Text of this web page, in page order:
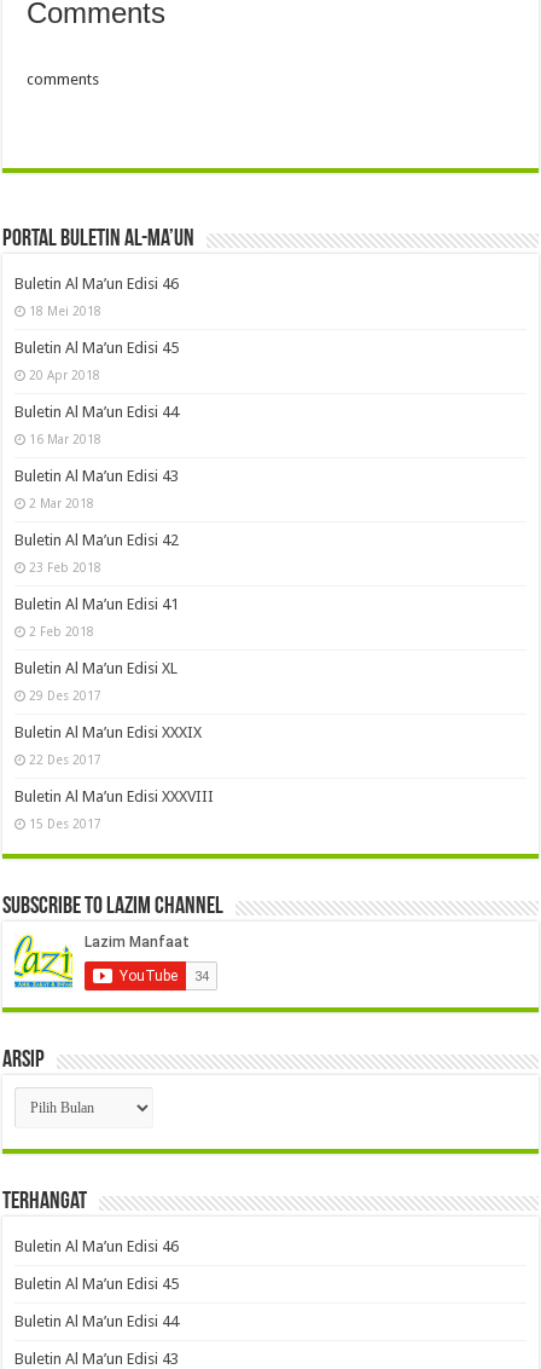
Comments
comments
Portal Buletin Al-Ma’un
Buletin Al Ma’un Edisi 46
18 Mei 2018
Buletin Al Ma’un Edisi 45
20 Apr 2018
Buletin Al Ma’un Edisi 44
16 Mar 2018
Buletin Al Ma’un Edisi 43
2 Mar 2018
Buletin Al Ma’un Edisi 42
23 Feb 2018
Buletin Al Ma’un Edisi 41
2 Feb 2018
Buletin Al Ma’un Edisi XL
29 Des 2017
Buletin Al Ma’un Edisi XXXIX
22 Des 2017
Buletin Al Ma’un Edisi XXXVIII
15 Des 2017
Subscribe to LAZIM Channel
Arsip
Arsip
Terhangat
Buletin Al Ma’un Edisi 46
Buletin Al Ma’un Edisi 45
Buletin Al Ma’un Edisi 44
Buletin Al Ma’un Edisi 43